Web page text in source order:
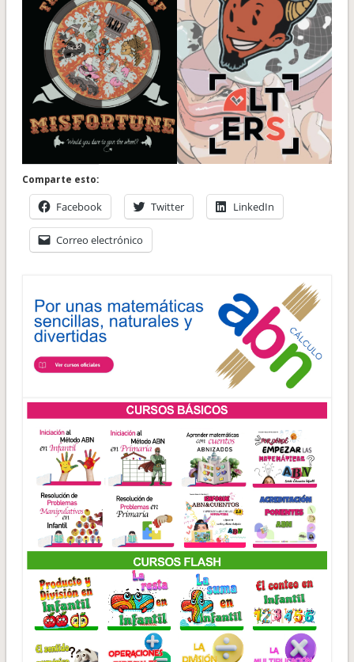
Comparte esto:
Facebook Twitter LinkedIn
Correo electrónico